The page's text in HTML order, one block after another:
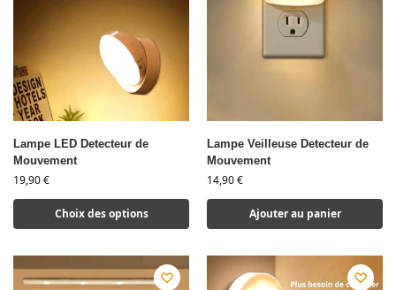
Lampe LED Detecteur de
Mouvement
19,90€
Choix des options
Lampe Veilleuse Detecteur de
Mouvement
14,90€
Ajouter au panier